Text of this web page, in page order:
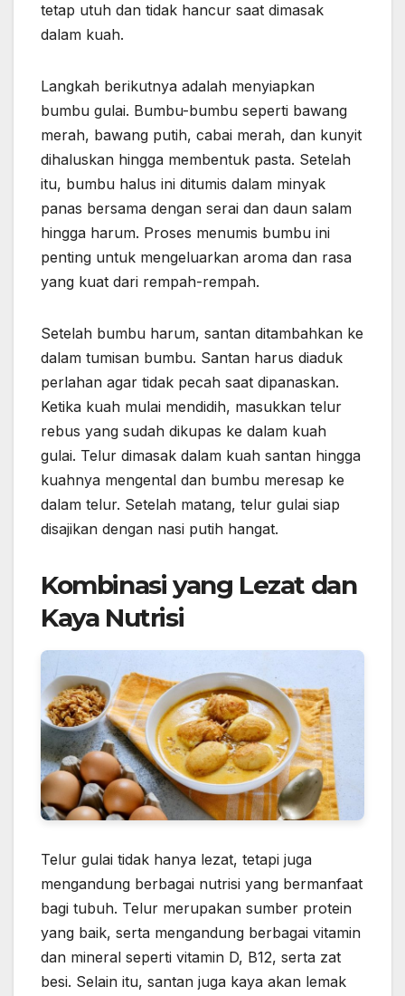
tetap utuh dan tidak hancur saat dimasak
dalam kuah.
Langkah berikutnya adalah menyiapkan
bumbu gulai. Bumbu-bumbu seperti bawang
merah, bawang putih, cabai merah, dan kunyit
dihaluskan hingga membentuk pasta. Setelah
itu, bumbu halus ini ditumis dalam minyak
panas bersama dengan serai dan daun salam
hingga harum. Proses menumis bumbu ini
penting untuk mengeluarkan aroma dan rasa
yang kuat dari rempah-rempah.
Setelah bumbu harum, santan ditambahkan ke
dalam tumisan bumbu. Santan harus diaduk
perlahan agar tidak pecah saat dipanaskan.
Ketika kuah mulai mendidih, masukkan telur
rebus yang sudah dikupas ke dalam kuah
gulai. Telur dimasak dalam kuah santan hingga
kuahnya mengental dan bumbu meresap ke
dalam telur. Setelah matang, telur gulai siap
disajikan dengan nasi putih hangat.
Kombinasi yang Lezat dan
Kaya Nutrisi
Telur gulai tidak hanya lezat, tetapi juga
mengandung berbagai nutrisi yang bermanfaat
bagi tubuh. Telur merupakan sumber protein
yang baik, serta mengandung berbagai vitamin
dan mineral seperti vitamin D, B12, serta zat
besi. Selain itu, santan juga kaya akan lemak